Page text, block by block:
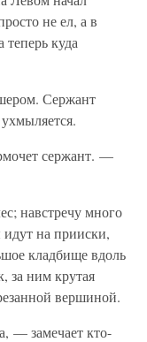
не ел, а в
куда
Сержант
сержант. —
навстречу много
на прииски,
кладбище вдоль
за ним крутая
вершиной.
— замечает кто-